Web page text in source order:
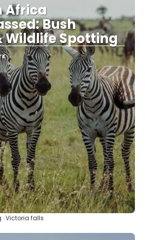
Africa
Bush
Wildlife Spotting
Sehen
Victoria falls